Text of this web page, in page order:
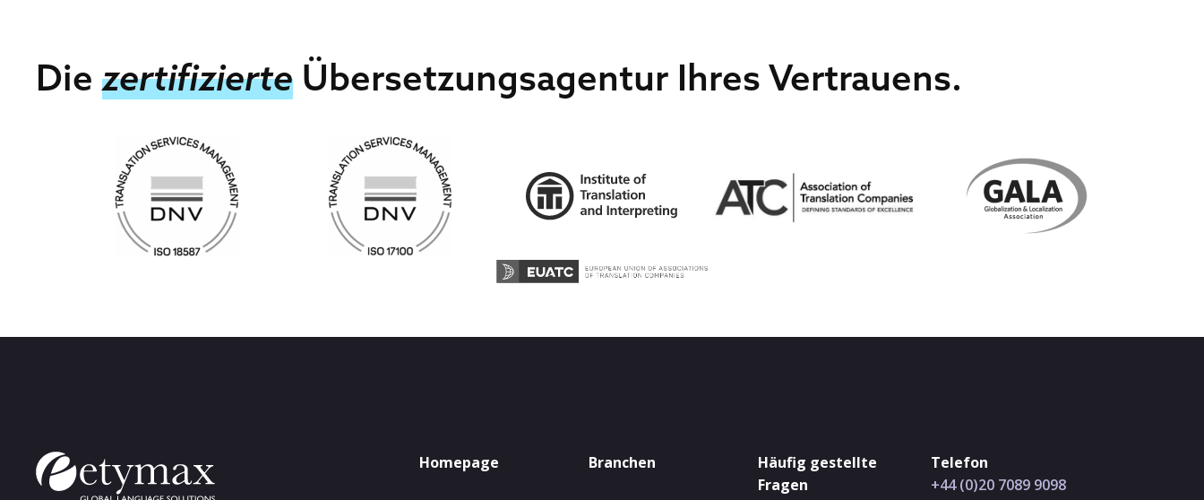
Diezertifizierte Übersetzungsagentur Ihres Vertrauens.
Homepage Branchen
Häufig gestellte
Fragen
Telefon
+44 (0)20 7089 9098